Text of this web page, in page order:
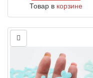
Товар в корзине